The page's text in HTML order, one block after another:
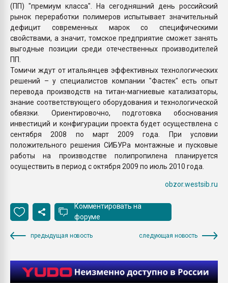
(ПП) "премиум класса". На сегодняшний день российский
рынок переработки полимеров испытывает значительный
дефицит современных марок со специфическими
свойствами, а значит, томское предприятие сможет занять
выгодные позиции среди отечественных производителей
ПП.
Томичи ждут от итальянцев эффективных технологических
решений – у специалистов компании "Фастек" есть опыт
перевода производств на титан-магниевые катализаторы,
знание соответствующего оборудования и технологической
обвязки. Ориентировочно, подготовка обоснования
инвестиций и конфигурации проекта будет осуществлена с
сентября 2008 по март 2009 года. При условии
положительного решения СИБУРа монтажные и пусковые
работы на производстве полипропилена планируется
осуществить в период с октября 2009 по июль 2010 года.
obzor.westsib.ru
Комментировать на
форуме
предыдущая новость следующая новость